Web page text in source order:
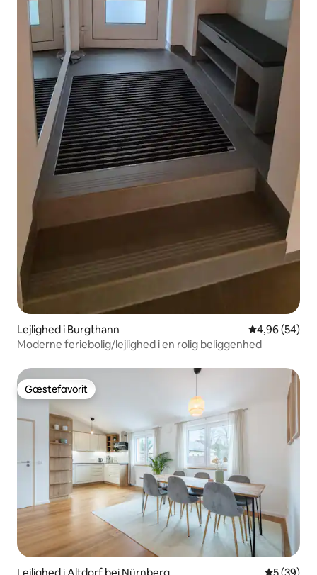
Lejlighed i Burgthann 4,96 ud af 5 i
4,96 (54)
Moderne feriebolig/lejlighed i en rolig beliggenhed
Gæstefavorit
Gæstefavorit